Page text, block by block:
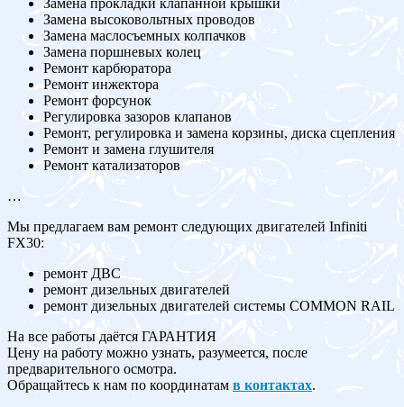
Замена прокладки клапанной крышки
Замена высоковольтных проводов
Замена маслосъемных колпачков
Замена поршневых колец
Ремонт карбюратора
Ремонт инжектора
Ремонт форсунок
Регулировка зазоров клапанов
Ремонт, регулировка и замена корзины, диска сцепления
Ремонт и замена глушителя
Ремонт катализаторов
…
Мы предлагаем вам ремонт следующих двигателей Infiniti
FX30:
ремонт ДВС
ремонт дизельных двигателей
ремонт дизельных двигателей системы COMMON RAIL
На все работы даётся ГАРАНТИЯ
Цену на работу можно узнать, разумеется, после
предварительного осмотра.
Обращайтесь к нам по координатам в контактах.